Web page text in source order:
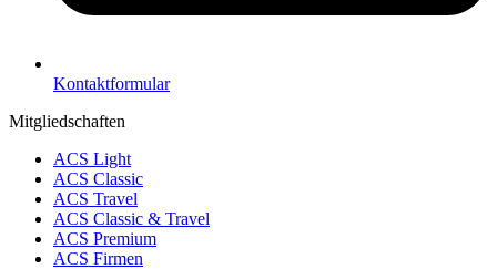
Kontaktformular
Mitgliedschaften
ACS Light
ACS Classic
ACS Travel
ACS Classic & Travel
ACS Premium
ACS Firmen